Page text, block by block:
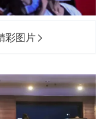
彩图片